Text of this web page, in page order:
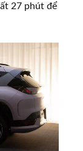
27 phút để